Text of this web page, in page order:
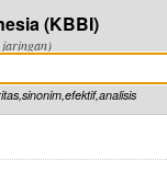
(KBBI)
jaringan)